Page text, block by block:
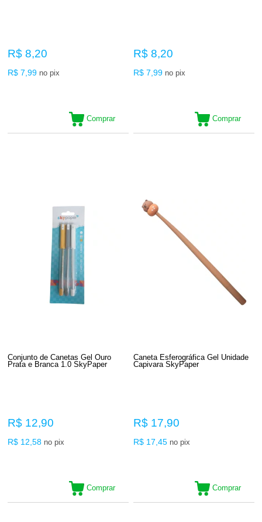
R$ 8,20
R$ 7,99 no pix
Comprar
R$ 8,20
R$ 7,99 no pix
Comprar
Conjunto de Canetas Gel Ouro
Prata e Branca 1.0 SkyPaper
R$ 12,90
R$ 12,58 no pix
Comprar
Caneta Esferográfica Gel Unidade
Capivara SkyPaper
R$ 17,90
R$ 17,45 no pix
Comprar